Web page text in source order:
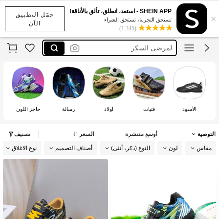
حمّل التطبيق
الآن
×
SHEIN APP - استعد، انطلق، تألق بالأناقة!
تستحق التجربة، تستحق الشراء
(1,345)
נעלי כדורגל לילדים בנים
جربت
لمرضى السكر
נעלי כדורגל לילדים
נעלי כדורגל לילדים בנים
جربت
الأسود فتيات اولاد رسالة حاجز اللون
التوصية أوسع منتشرة السعر تصنيف
مقاس لون النوع (ذكر، أنثى) أصناف التصميم نوع الاغلاق